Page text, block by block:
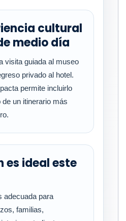
cultural
medio día
visita guiada al museo
privado al hotel.
permite incluirlo
un itinerario más
es ideal este
adecuada para
familias,